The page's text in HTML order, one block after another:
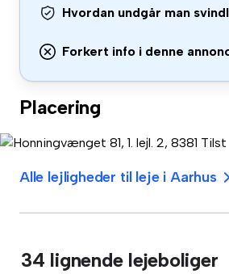
Hvordan undgår man
Forkert info i denne
Placering
Alle lejligheder til leje i Aarhus
34 lignende lejeboliger